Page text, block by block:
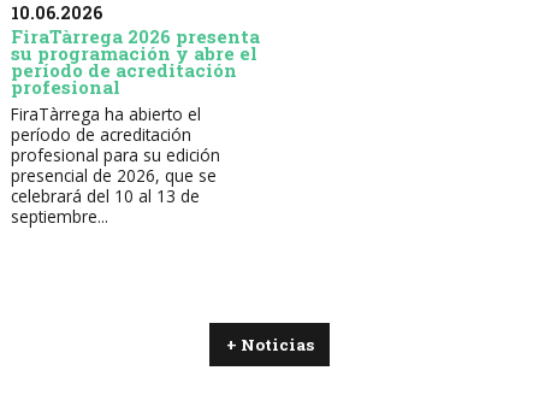
10.06.2026
FiraTàrrega 2026 presenta
su programación y abre el
período de acreditación
profesional
FiraTàrrega ha abierto el
período de acreditación
profesional para su edición
presencial de 2026, que se
celebrará del 10 al 13 de
septiembre...
+ Noticias